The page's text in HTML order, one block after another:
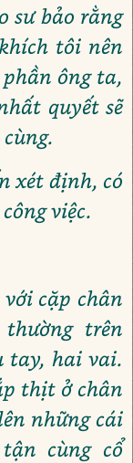
sư bảo rằng
tôi nên
ông ta,
quyết sẽ
xét định, có
việc.
cặp chân
trên
tay, hai vai.
thịt ở chân
những cái
cùng cổ